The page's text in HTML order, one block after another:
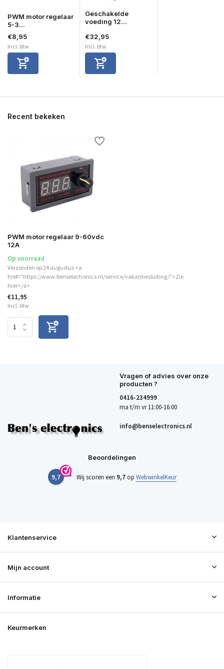
PWM motor regelaar
5-3...
€8,95
Incl. btw
Geschakelde
voeding 12...
€32,95
Incl. btw
Recent bekeken
PWM motor regelaar 9-60vdc
12A
Op voorraad
Verzonden op 24 augustus <a
href="https://www.benselectronics.nl/service/vakantiesluiting/">Zie
hier</a>
€11,95
Incl. btw
Vragen of advies over onze
producten ?
0416-234999
ma t/m vr 11:00-16:00
info@benselectronics.nl
Beoordelingen
9,7 Wij scoren een 9,7op WebwinkelKeur
Klantenservice
Mijn account
Informatie
Keurmerken